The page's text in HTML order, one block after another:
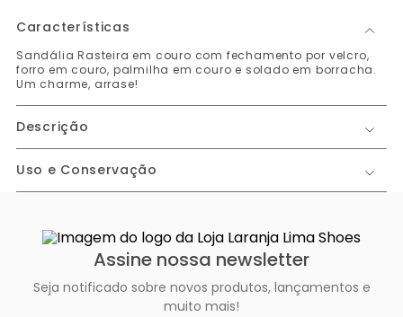
Características
Sandália Rasteira em couro com fechamento por velcro,
forro em couro, palmilha em couro e solado em borracha.
Um charme, arrase!
Descrição
Uso e Conservação
Assine nossa newsletter
Seja notificado sobre novos produtos, lançamentos e
muito mais!